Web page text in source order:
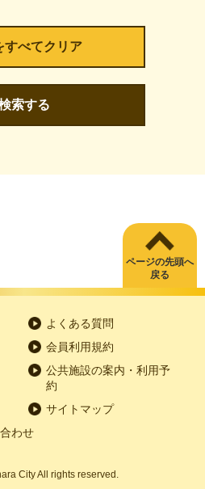
索する
ページの先頭へ
戻る
よくある質問
会員利用規約
公共施設の案内・利用予
約
サイトマップ
わせ
City All rights reserved.